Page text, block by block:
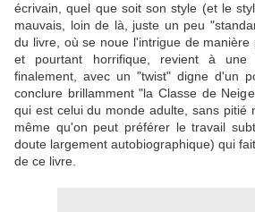
écrivain, quel que soit son style (et le
mauvais, loin de là, juste un peu
du livre, où se noue l'intrigue de manière
et pourtant horrifique, revient à une
finalement, avec un "twist" digne d'un
conclure brillamment "la Classe de
qui est celui du monde adulte, sans pitié
même qu'on peut préférer le travail
doute largement autobiographique) qui
de ce livre.